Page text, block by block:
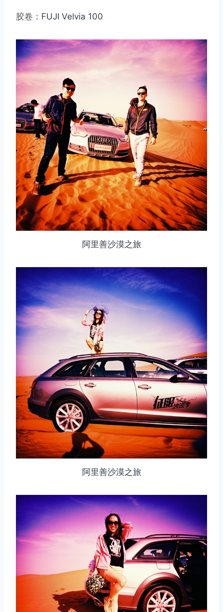
胶卷 ：FUJI Velvia 100
阿里善沙漠之旅
阿里善沙漠之旅